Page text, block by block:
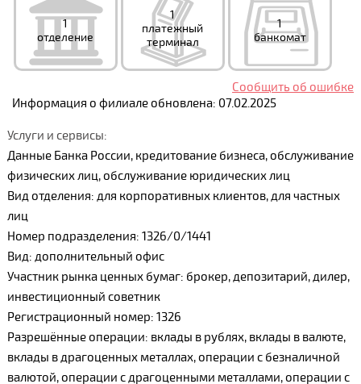
1
отделение
1
платежный
терминал
1
банкомат
Сообщить об ошибке
Информация о филиале обновлена: 07.02.2025
Услуги и сервисы:
Данные Банка России, кредитование бизнеса, обслуживание
физических лиц, обслуживание юридических лиц
Вид отделения: для корпоративных клиентов, для частных
лиц
Номер подразделения: 1326/0/1441
Вид: дополнительный офис
Участник рынка ценных бумаг: брокер, депозитарий, дилер,
инвестиционный советник
Регистрационный номер: 1326
Разрешённые операции: вклады в рублях, вклады в валюте,
вклады в драгоценных металлах, операции с безналичной
валютой, операции с драгоценными металлами, операции с